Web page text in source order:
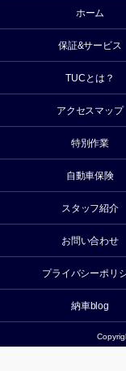
ホーム
保証&サービス
TUCとは？
アクセスマップ
特別作業
自動車保険
スタッフ紹介
お問い合わせ
プライバシーポリ
納車blog